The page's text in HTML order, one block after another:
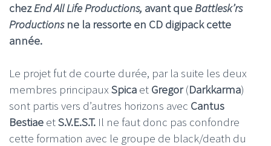
chezEnd All Life Productions, avant queBattlesk’rs
Productionsne la ressorte en CD digipack cette
année.
Le projet fut de courte durée, par la suite les deux
membres principauxSpica et Gregor(Darkkarma)
sont partis vers d’autres horizons avec Cantus
Bestiae etS.V.E.S.T. Il ne faut donc pas confondre
cette formation avec le groupe de black/death du